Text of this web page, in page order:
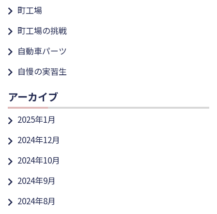
町工場
町工場の挑戦
自動車パーツ
自慢の実習生
アーカイブ
2025年1月
2024年12月
2024年10月
2024年9月
2024年8月